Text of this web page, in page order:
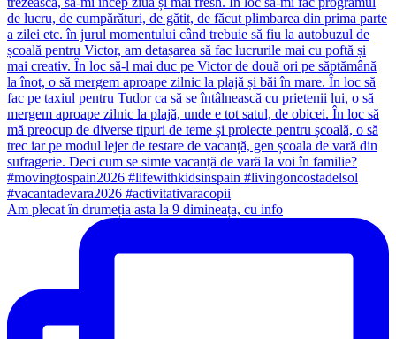
Am plecat în drumeția asta la 9 dimineața, cu info